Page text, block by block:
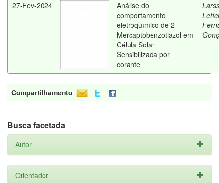
27-Fev-2024
Análise do
comportamento
eletroquímico de 2-
Mercaptobenzotiazol em
Célula Solar
Sensibilizada por
corante
Compartilhamento
Busca facetada
Autor
Orientador